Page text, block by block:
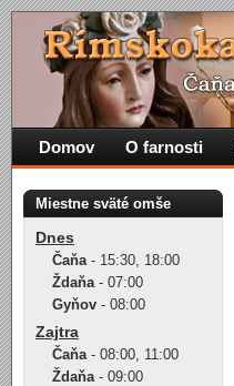
Domov O farnosti
Miestne sväté omše
Dnes
Čaňa- 15:30, 18:00
Ždaňa- 07:00
Gyňov - 08:00
Zajtra
Čaňa- 08:00, 11:00
Ždaňa- 09:00